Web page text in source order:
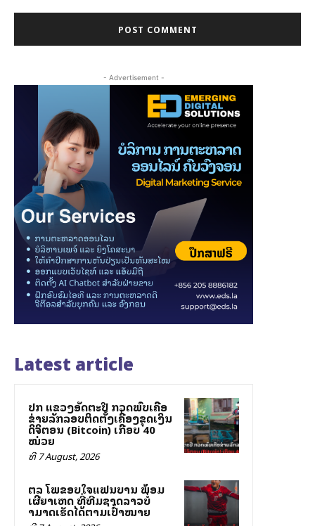
- Advertisement -
Latest article
ປກສ ແຂວງອັດຕະປື ກວດພົບເຄືອ
ຂ່າຍລັກລອບຕິດຕັ້ງເຄື່ອງຂຸດເງິນ
ດິຈິຕອນ (Bitcoin) ເກືອບ 40
ໝ່ວຍ
ທີ 7 August, 2026
ສຕລ ໂພສຂອບໃຈແຟນບານ ພ້ອມ
ເຜີຍສາເຫດ ທີ່ທີມຊາດລາວບໍ່
ສາມາດເຮັດໄດ້ຕາມເປົ້າໝາຍ